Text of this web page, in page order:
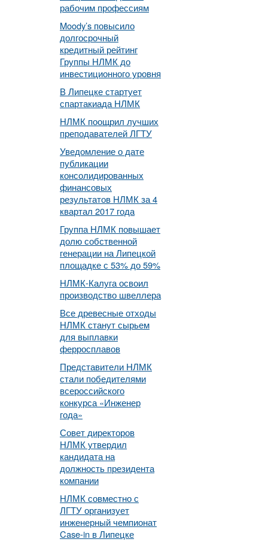
рабочим профессиям
Moody’s повысило
долгосрочный
кредитный рейтинг
Группы НЛМК до
инвестиционного уровня
В Липецке стартует
спартакиада НЛМК
НЛМК поощрил лучших
преподавателей ЛГТУ
Уведомление о дате
публикации
консолидированных
финансовых
результатов НЛМК за 4
квартал 2017 года
Группа НЛМК повышает
долю собственной
генерации на Липецкой
площадке с 53% до 59%
НЛМК-Калуга освоил
производство швеллера
Все древесные отходы
НЛМК станут сырьем
для выплавки
ферросплавов
Представители НЛМК
стали победителями
всероссийского
конкурса «Инженер
года»
Совет директоров
НЛМК утвердил
кандидата на
должность президента
компании
НЛМК совместно с
ЛГТУ организует
инженерный чемпионат
Case-in в Липецке